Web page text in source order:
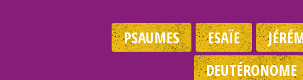
PSAUMES ESAÏE
DEUTÉRONOME